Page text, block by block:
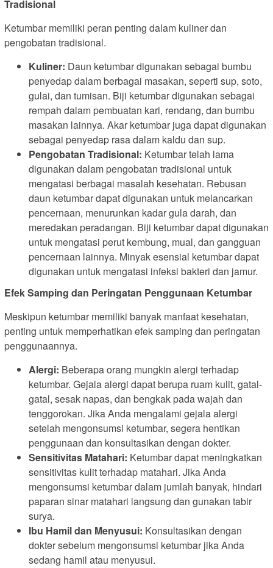
Tradisional
Ketumbar memiliki peran penting dalam kuliner dan
pengobatan tradisional.
Kuliner: Daun ketumbar digunakan sebagai bumbu
penyedap dalam berbagai masakan, seperti sup, soto,
gulai, dan tumisan. Biji ketumbar digunakan sebagai
rempah dalam pembuatan kari, rendang, dan bumbu
masakan lainnya. Akar ketumbar juga dapat digunakan
sebagai penyedap rasa dalam kaldu dan sup.
Pengobatan Tradisional: Ketumbar telah lama
digunakan dalam pengobatan tradisional untuk
mengatasi berbagai masalah kesehatan. Rebusan
daun ketumbar dapat digunakan untuk melancarkan
pencernaan, menurunkan kadar gula darah, dan
meredakan peradangan. Biji ketumbar dapat digunakan
untuk mengatasi perut kembung, mual, dan gangguan
pencernaan lainnya. Minyak esensial ketumbar dapat
digunakan untuk mengatasi infeksi bakteri dan jamur.
Efek Samping dan Peringatan Penggunaan Ketumbar
Meskipun ketumbar memiliki banyak manfaat kesehatan,
penting untuk memperhatikan efek samping dan peringatan
penggunaannya.
Alergi: Beberapa orang mungkin alergi terhadap
ketumbar. Gejala alergi dapat berupa ruam kulit, gatal-
gatal, sesak napas, dan bengkak pada wajah dan
tenggorokan. Jika Anda mengalami gejala alergi
setelah mengonsumsi ketumbar, segera hentikan
penggunaan dan konsultasikan dengan dokter.
Sensitivitas Matahari: Ketumbar dapat meningkatkan
sensitivitas kulit terhadap matahari. Jika Anda
mengonsumsi ketumbar dalam jumlah banyak, hindari
paparan sinar matahari langsung dan gunakan tabir
surya.
Ibu Hamil dan Menyusui: Konsultasikan dengan
dokter sebelum mengonsumsi ketumbar jika Anda
sedang hamil atau menyusui.